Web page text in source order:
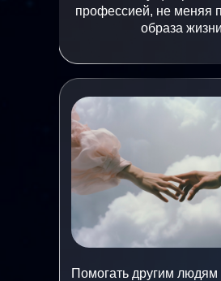
профессией, не меняя
образа жизни
Помогать другим людям